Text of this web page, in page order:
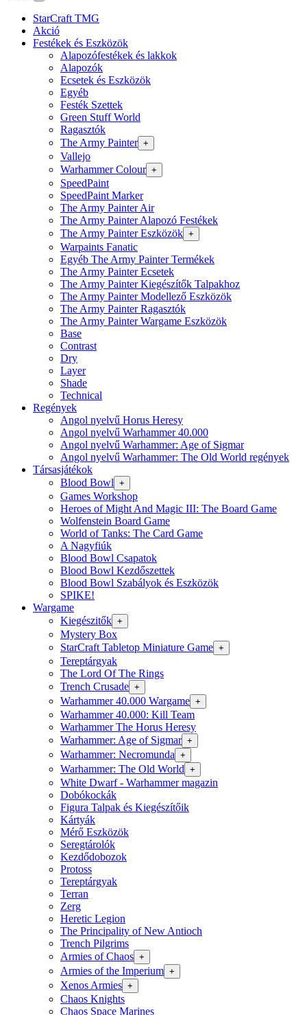
StarCraft TMG
Akció
Festékek és Eszközök
Alapozófestékek és lakkok
Alapozók
Ecsetek és Eszközök
Egyéb
Festék Szettek
Green Stuff World
Ragasztók
The Army Painter +
Vallejo
Warhammer Colour +
SpeedPaint
SpeedPaint Marker
The Army Painter Air
The Army Painter Alapozó Festékek
The Army Painter Eszközök +
Warpaints Fanatic
Egyéb The Army Painter Termékek
The Army Painter Ecsetek
The Army Painter Kiegészítők Talpakhoz
The Army Painter Modellező Eszközök
The Army Painter Ragasztók
The Army Painter Wargame Eszközök
Base
Contrast
Dry
Layer
Shade
Technical
Regények
Angol nyelvű Horus Heresy
Angol nyelvű Warhammer 40.000
Angol nyelvű Warhammer: Age of Sigmar
Angol nyelvű Warhammer: The Old World regények
Társasjátékok
Blood Bowl +
Games Workshop
Heroes of Might And Magic III: The Board Game
Wolfenstein Board Game
World of Tanks: The Card Game
A Nagyfiúk
Blood Bowl Csapatok
Blood Bowl Kezdőszettek
Blood Bowl Szabályok és Eszközök
SPIKE!
Wargame
Kiegészitők +
Mystery Box
StarCraft Tabletop Miniature Game +
Tereptárgyak
The Lord Of The Rings
Trench Crusade +
Warhammer 40.000 Wargame +
Warhammer 40.000: Kill Team
Warhammer The Horus Heresy
Warhammer: Age of Sigmar +
Warhammer: Necromunda +
Warhammer: The Old World +
White Dwarf - Warhammer magazin
Dobókockák
Figura Talpak és Kiegészítőik
Kártyák
Mérő Eszközök
Seregtárolók
Kezdődobozok
Protoss
Tereptárgyak
Terran
Zerg
Heretic Legion
The Principality of New Antioch
Trench Pilgrims
Armies of Chaos +
Armies of the Imperium +
Xenos Armies +
Chaos Knights
Chaos Space Marines